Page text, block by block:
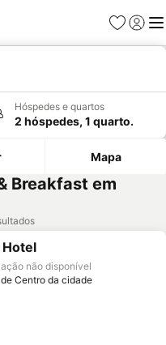
Favoritos
Iniciar
Hóspedes e quartos
2 hóspedes, 1 quarto.
Mapa
Breakfast em
aos favoritos
não disponível
Centro da cidade